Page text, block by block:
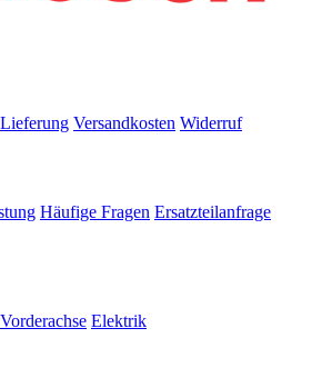
Lieferung Versandkosten Widerruf
Häufige Fragen Ersatzteilanfrage
Vorderachse Elektrik